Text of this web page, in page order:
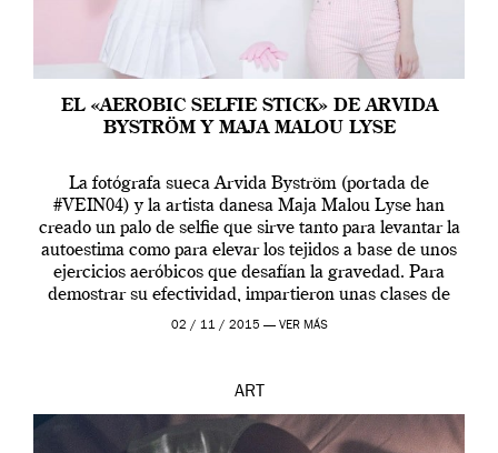
EL «AEROBIC SELFIE STICK» DE ARVIDA
BYSTRÖM Y MAJA MALOU LYSE
La fotógrafa sueca Arvida Byström (portada de
#VEIN04) y la artista danesa Maja Malou Lyse han
creado un palo de selfie que sirve tanto para levantar la
autoestima como para elevar los tejidos a base de unos
ejercicios aeróbicos que desafían la gravedad. Para
demostrar su efectividad, impartieron unas clases de
prueba en el Tate […]
02 / 11 / 2015 — VER MÁS
ART